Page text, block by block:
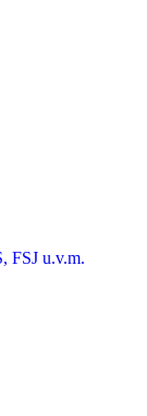
FSJ u.v.m.